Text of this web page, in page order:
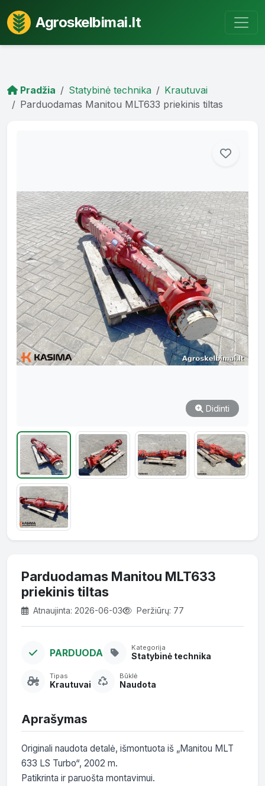
Agroskelbimai.lt
Pradžia Statybinė technika
Krautuvai
Parduodamas Manitou MLT633 priekinis tiltas
Didinti
Parduodamas Manitou MLT633
priekinis tiltas
Atnaujinta: 2026-06-03 Peržiūrų: 77
PARDUODA Kategorija
Statybinė technika
Tipas
Krautuvai
Būklė
Naudota
Aprašymas
Originali naudota detalė, išmontuota iš „Manitou MLT
633 LS Turbo“, 2002 m.
Patikrinta ir paruošta montavimui.